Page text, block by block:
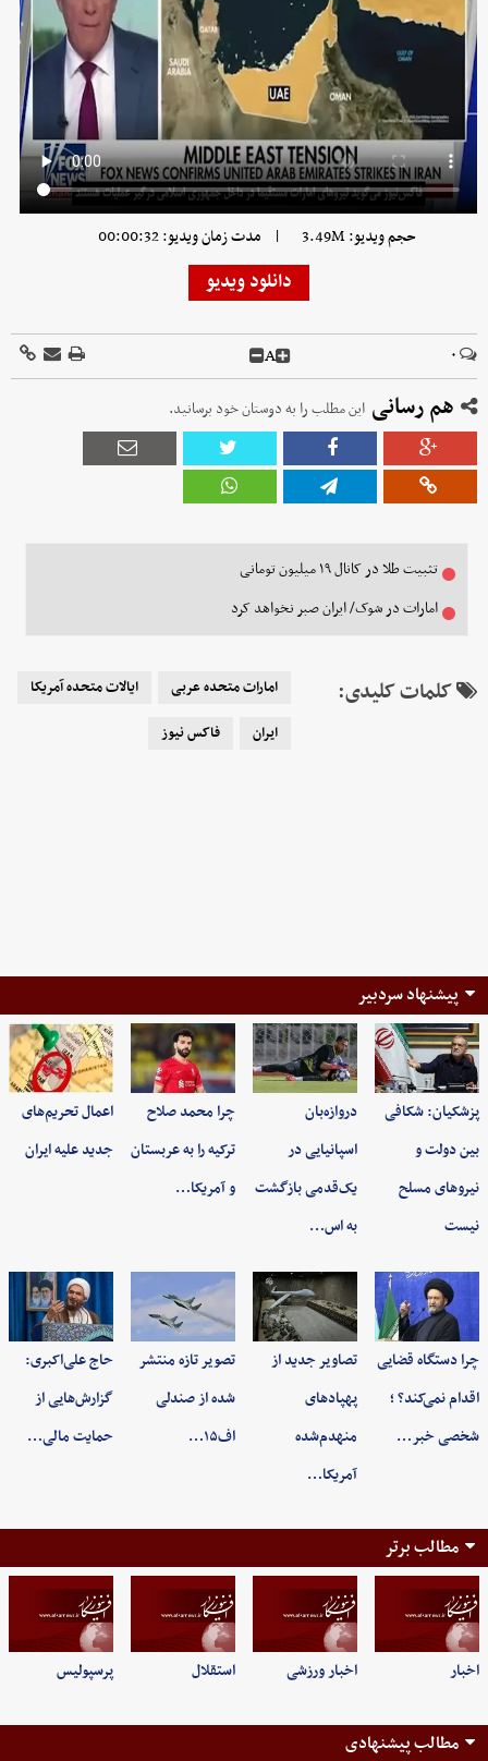
حجم ویدیو: 3.49M | مدت زمان ویدیو: 00:00:32
دانلود ویدیو
۰ A
هم رسانی این مطلب را به دوستان خود برسانید.
تثبیت طلا در کانال ۱۹ میلیون تومانی
امارات در شوک/ ایران صبر نخواهد کرد
کلمات کلیدی: امارات متحده عربی
ایالات متحده آمریکا
ایران
فاکس نیوز
پیشنهاد سردبیر
پزشکیان: شکافی
بین دولت و
نیروهای مسلح
نیست
دروازه‌بان
اسپانیایی در
یک‌قدمی بازگشت
به اس…
چرا محمد صلاح
ترکیه را به عربستان
و آمریکا…
اعمال تحریم‌های
جدید علیه ایران
چرا دستگاه قضایی
اقدام نمی‌کند؟ ؛
شخصی خبر…
تصاویر جدید از
پهپادهای
منهدم‌شده
آمریکا…
تصویر تازه منتشر
شده از صندلی
اف۱۵…
حاج علی‌اکبری:
گزارش‌هایی از
حمایت مالی…
مطالب برتر
اخبار اخبار ورزشی استقلال پرسپولیس
مطالب پیشنهادی